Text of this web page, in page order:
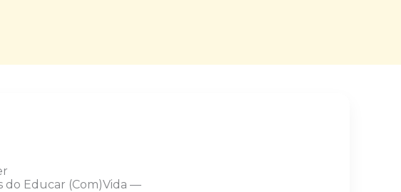
do Educar (Com)Vida —